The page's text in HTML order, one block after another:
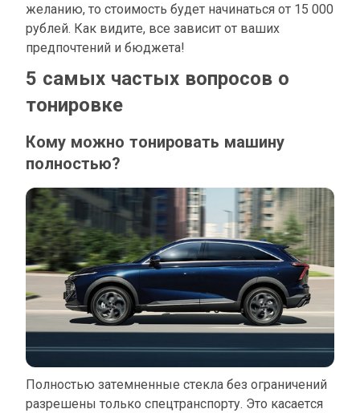
желанию, то стоимость будет начинаться от 15 000
рублей. Как видите, все зависит от ваших
предпочтений и бюджета!
5 самых частых вопросов о
тонировке
Кому можно тонировать машину
полностью?
Полностью затемненные стекла без ограничений
разрешены только спецтранспорту. Это касается